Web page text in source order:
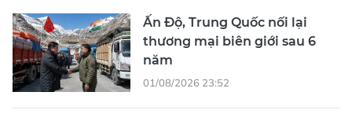
Ấn Độ, Trung Quốc nối lại
thương mại biên giới sau 6
năm
01/08/2026 23:52